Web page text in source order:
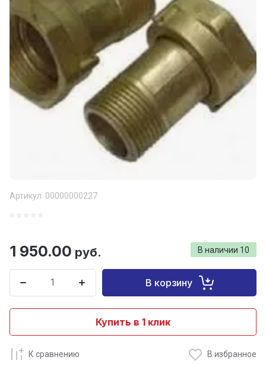
Артикул: 00000000227
В наличии 10
1 950.00 руб.
В корзину
Купить в 1 клик
К сравнению В избранное